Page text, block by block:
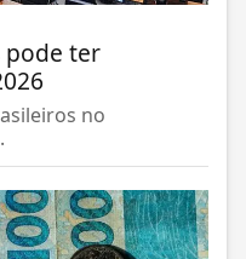
pode ter
no